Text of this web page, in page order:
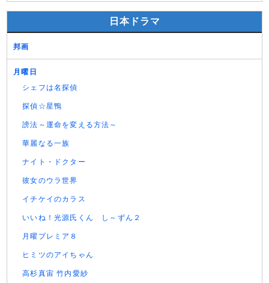
日本ドラマ
邦画
月曜日
シェフは名探偵
探偵☆星鴨
謗法～運命を変える方法～
華麗なる一族
ナイト・ドクター
彼女のウラ世界
イチケイのカラス
いいね！光源氏くん し～ずん２
月曜プレミア８
ヒミツのアイちゃん
高杉真宙 竹内愛紗